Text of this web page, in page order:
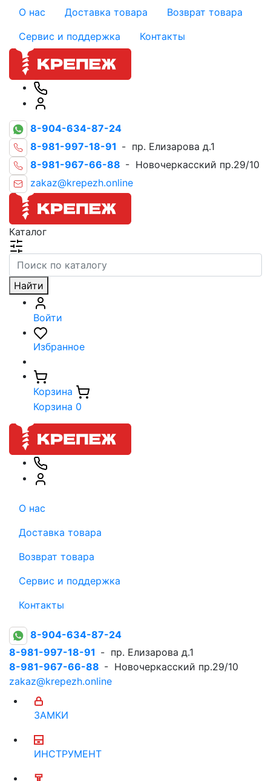
О нас Доставка товара
Возврат товара
Сервис и поддержка
Контакты
8-904-634-87-24
8-981-997-18-91 - пр. Елизарова д.1
8-981-967-66-88 - Новочеркасский пр.29/10
zakaz@krepezh.online
Каталог
Найти
Войти
Избранное
Корзина
Корзина 0
О нас
Доставка товара
Возврат товара
Сервис и поддержка
Контакты
8-904-634-87-24
8-981-997-18-91 - пр. Елизарова д.1
8-981-967-66-88 - Новочеркасский пр.29/10
zakaz@krepezh.online
ЗАМКИ
ИНСТРУМЕНТ